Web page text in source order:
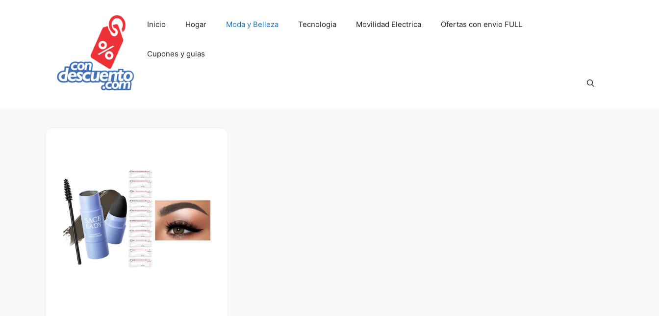
Inicio Hogar Moda y Belleza Tecnologia Movilidad Electrica Ofertas con envio FULL
Cupones y guias